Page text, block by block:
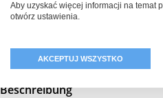
Materiał: 70 % PVC, 15
Beschreibung
Aby uzyskać więcej informacji na temat
otwórz ustawienia.
AKCEPTUJ WSZYSTKO